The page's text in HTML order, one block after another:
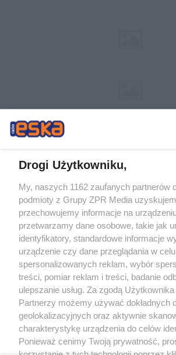
Żaden utwór zamieszczony w serwisie nie może
rozpowszechniany lub dalej rozpowszechniany w
tym także elektroniczny lub mechaniczny) na
eksploatacji w jakiejkolwiek formie, włącznie z
bez pisemnej zgody właściciela praw. Jakiekolwiek
wykorzystanie utworów w całości lub w części z
bez właściwej zgody, jest zabronione pod groźbą
prawnie.
O nas
Drogi Użytkowniku,
My, naszych 1162 zaufanych partnerów
podmioty z Grupy ZPR Media
przechowujemy informacje na
przetwarzamy dane osobowe, takie jak
identyfikatory, standardowe informacje
urządzenie czy dane przeglądania w
spersonalizowanych reklam, wybór
treści, pomiar reklam i treści, badanie
ulepszanie usług. Za zgodą
Partnerzy możemy używać dokładnych
geolokalizacyjnych oraz aktywnie
charakterystykę urządzenia do celów
Ponieważ cenimy Twoją prywatność,